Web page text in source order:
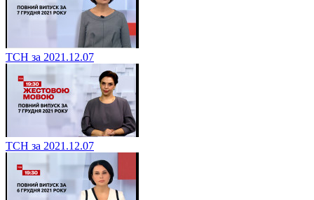
ТСН за 2021.12.07
ТСН за 2021.12.07